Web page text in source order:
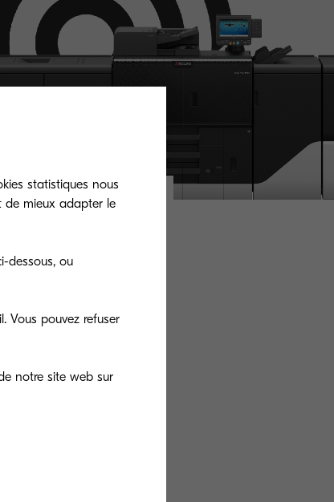
de
statistiques nous
de mieux adapter le
dessous, ou
Vous pouvez refuser
notre site web sur